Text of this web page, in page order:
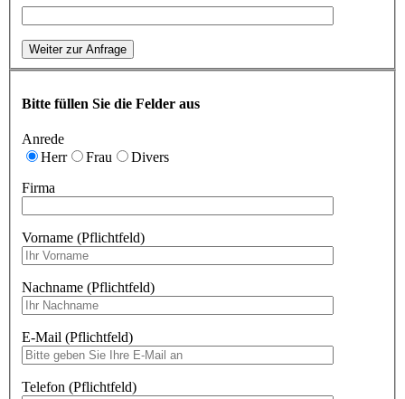
Weiter zur Anfrage
Bitte füllen Sie die Felder aus
Anrede
Herr
Frau
Divers
Firma
Vorname (Pflichtfeld)
Nachname (Pflichtfeld)
E-Mail (Pflichtfeld)
Telefon (Pflichtfeld)